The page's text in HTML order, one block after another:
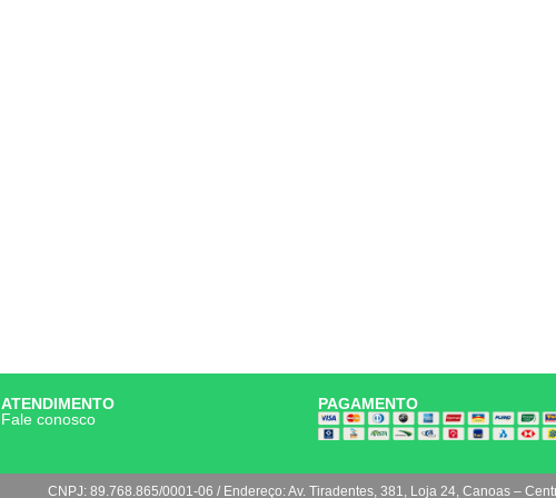
ATENDIMENTO
Fale conosco
PAGAMENTO
CNPJ: 89.768.865/0001-06 / Endereço: Av. Tiradentes, 381, Loja 24, Canoas –